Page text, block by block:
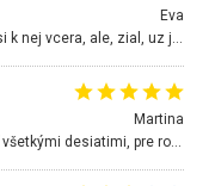
Eva
Hojdacka v Krpelanoch uz nie je, vysli sme si k nej vcera, ale, zial, uz je znicena. Ak sem planujete cestu len kvoli hojdacke, mozete si ju usetrit. Krasny vyhlad je tu vsak aj bez hojdacky :-)
Martina
Nádherné miesto ktoré odporúčam navštíviť všetkými desiatimi, pre rodiny s deťmi, dôchodcom... Proste a jednoducho ozaj rozprávkový les.. určite ešte prídeme. Odniesli sme si na pamiatku krásne tričká,